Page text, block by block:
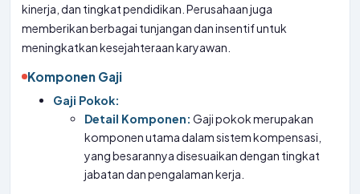
kinerja, dan tingkat pendidikan. Perusahaan juga
memberikan berbagai tunjangan dan insentif untuk
meningkatkan kesejahteraan karyawan.
Komponen Gaji
Gaji Pokok:
Detail Komponen: Gaji pokok merupakan
komponen utama dalam sistem kompensasi,
yang besarannya disesuaikan dengan tingkat
jabatan dan pengalaman kerja.